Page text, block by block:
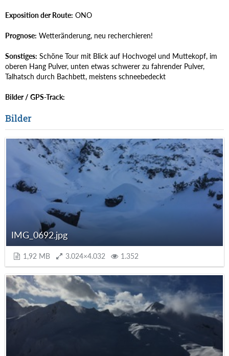
Exposition der Route: ONO
Prognose: Wetteränderung, neu recherchieren!
Sonstiges: Schöne Tour mit Blick auf Hochvogel und Muttekopf, im
oberen Hang Pulver, unten etwas schwerer zu fahrender Pulver,
Talhatsch durch Bachbett, meistens schneebedeckt
Bilder / GPS-Track:
Bilder
IMG_0692.jpg
1,92 MB 3.024×4.032 1.352